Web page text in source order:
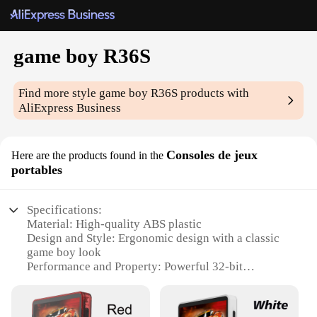
game boy R36S
Find more style game boy R36S products with
AliExpress Business
Here are the products found in the Consoles de jeux
portables
Specifications:
Material: High-quality ABS plastic
Design and Style: Ergonomic design with a classic
game boy look
Performance and Property: Powerful 32-bit
Usage and Purpose: Ideal for retro gaming
enthusiasts